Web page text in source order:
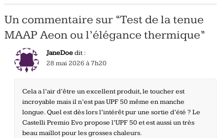
Un commentaire sur “Test de la tenue
MAAP Aeon ou l’élégance thermique”
JaneDoedit :
28 mai 2026 à 7h20
Cela a l’air d’être un excellent produit, le toucher est
incroyable mais il n’est pas UPF 50 même en manche
longue. Quel est dès lors l’intérêt pur une sortie d’été ? Le
Castelli Premio Evo propose l’UPF 50 et est aussi un très
beau maillot pour les grosses chaleurs.